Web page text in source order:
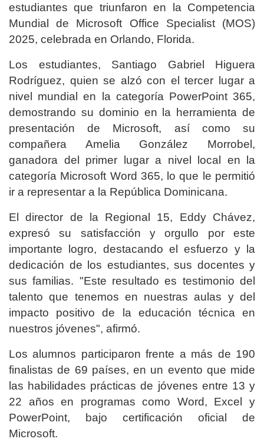
estudiantes que triunfaron en la Competencia
Mundial de Microsoft Office Specialist (MOS)
2025, celebrada en Orlando, Florida.
Los estudiantes, Santiago Gabriel Higuera
Rodríguez, quien se alzó con el tercer lugar a
nivel mundial en la categoría PowerPoint 365,
demostrando su dominio en la herramienta de
presentación de Microsoft, así como su
compañera Amelia González Morrobel,
ganadora del primer lugar a nivel local en la
categoría Microsoft Word 365, lo que le permitió
ir a representar a la República Dominicana.
El director de la Regional 15, Eddy Chávez,
expresó su satisfacción y orgullo por este
importante logro, destacando el esfuerzo y la
dedicación de los estudiantes, sus docentes y
sus familias. "Este resultado es testimonio del
talento que tenemos en nuestras aulas y del
impacto positivo de la educación técnica en
nuestros jóvenes", afirmó.
Los alumnos participaron frente a más de 190
finalistas de 69 países, en un evento que mide
las habilidades prácticas de jóvenes entre 13 y
22 años en programas como Word, Excel y
PowerPoint, bajo certificación oficial de
Microsoft.